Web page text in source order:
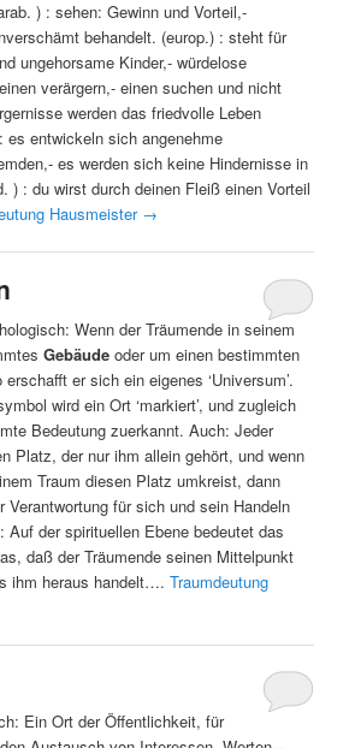
) : sehen: Gewinn und Vorteil,-
behandelt. (europ.) : steht für
ungehorsame Kinder,- würdelose
verärgern,- einen suchen und nicht
werden das friedvolle Leben
es entwickeln sich angenehme
es werden sich keine Hindernisse in
) : du wirst durch deinen Fleiß einen Vorteil
Hausmeister →
Wenn der Träumende in seinem
Gebäude oder um einen bestimmten
er sich ein eigenes ‘Universum’.
wird ein Ort ‘markiert’, und zugleich
Bedeutung zuerkannt. Auch: Jeder
Platz, der nur ihm allein gehört, und wenn
Traum diesen Platz umkreist, dann
Verantwortung für sich und sein Handeln
Auf der spirituellen Ebene bedeutet das
daß der Träumende seinen Mittelpunkt
ihm heraus handelt….Traumdeutung
Ein Ort der Öffentlichkeit, für